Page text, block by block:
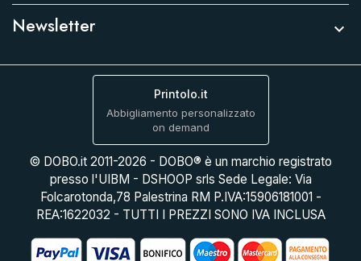
Newsletter 
Printolo.it
Abbigliamento personalizzato
on demand
© DOBO.it 2011-2026 - DOBO® è un marchio registrato
presso l'UIBM - DSHOOP srls Sede Legale: Via
Folcarotonda,78 Palestrina RM P.IVA:15906181001 -
REA:1622032 - TUTTI I PREZZI SONO IVA INCLUSA